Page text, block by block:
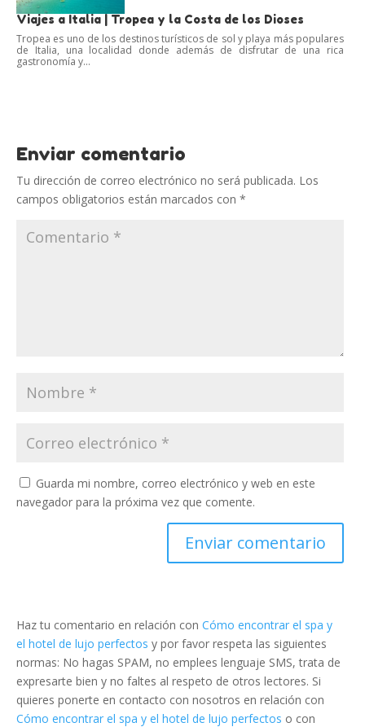
Viajes a Italia | Tropea y la Costa de los Dioses
Tropea es uno de los destinos turísticos de sol y playa más populares
de Italia, una localidad donde además de disfrutar de una rica
gastronomía y...
Enviar comentario
Tu dirección de correo electrónico no será publicada. Los
campos obligatorios están marcados con *
Guarda mi nombre, correo electrónico y web en este
navegador para la próxima vez que comente.
Haz tu comentario en relación con Cómo encontrar el spa y
el hotel de lujo perfectos y por favor respeta las siguientes
normas: No hagas SPAM, no emplees lenguaje SMS, trata de
expresarte bien y no faltes al respeto de otros lectores. Si
quieres ponerte en contacto con nosotros en relación con
Cómo encontrar el spa y el hotel de lujo perfectos o con